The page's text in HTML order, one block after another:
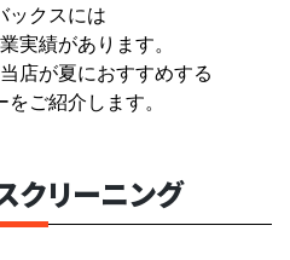
ックスには
実績があります。
店が夏におすすめする
ご紹介します。
クリーニング